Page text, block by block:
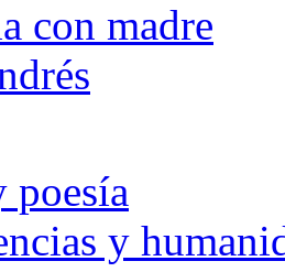
con madre
poesía
y